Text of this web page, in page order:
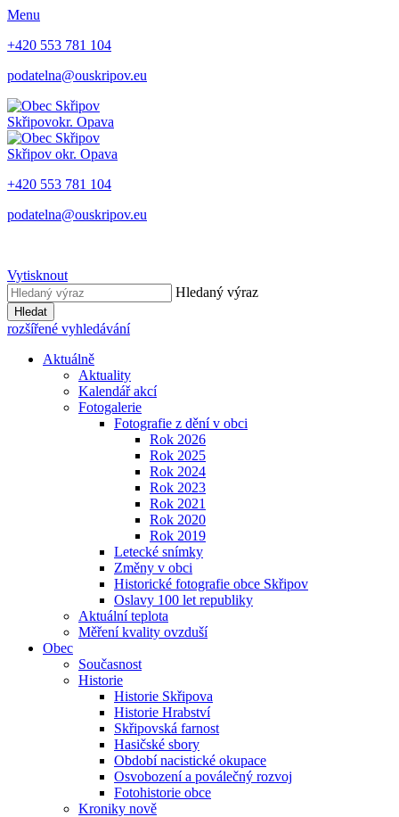
Menu
+420 553 781 104
podatelna@ouskripov.eu
Skřipovokr. Opava
Skřipov okr. Opava
+420 553 781 104
podatelna@ouskripov.eu
Vytisknout
Hledaný výraz
Hledat
rozšířené vyhledávání
Aktuálně
Aktuality
Kalendář akcí
Fotogalerie
Fotografie z dění v obci
Rok 2026
Rok 2025
Rok 2024
Rok 2023
Rok 2021
Rok 2020
Rok 2019
Letecké snímky
Změny v obci
Historické fotografie obce Skřipov
Oslavy 100 let republiky
Aktuální teplota
Měření kvality ovzduší
Obec
Současnost
Historie
Historie Skřipova
Historie Hrabství
Skřipovská farnost
Hasičské sbory
Období nacistické okupace
Osvobození a poválečný rozvoj
Fotohistorie obce
Kroniky nově